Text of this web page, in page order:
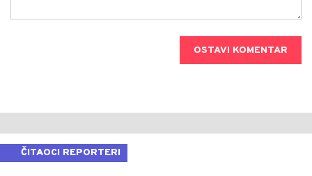
OSTAVI KOMENTAR
ČITAOCI REPORTERI